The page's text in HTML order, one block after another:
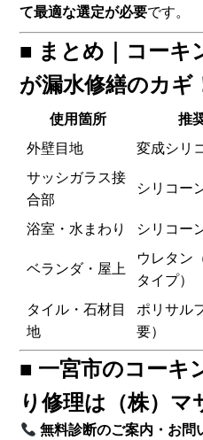
て最適な選定が必要です。
■ まとめ｜コーキ
が漏水修繕のカギ
使用箇所
推
外壁目地
変成シリ
サッシガラス接
合部
シリコー
浴室・水まわり シリコー
ベランダ・屋上
ウレタン
タイプ）
タイル・石材目
地
ポリサル
要）
■ 一宮市のコーキ
り修理は（株）マ
無料診断のご案内・お問